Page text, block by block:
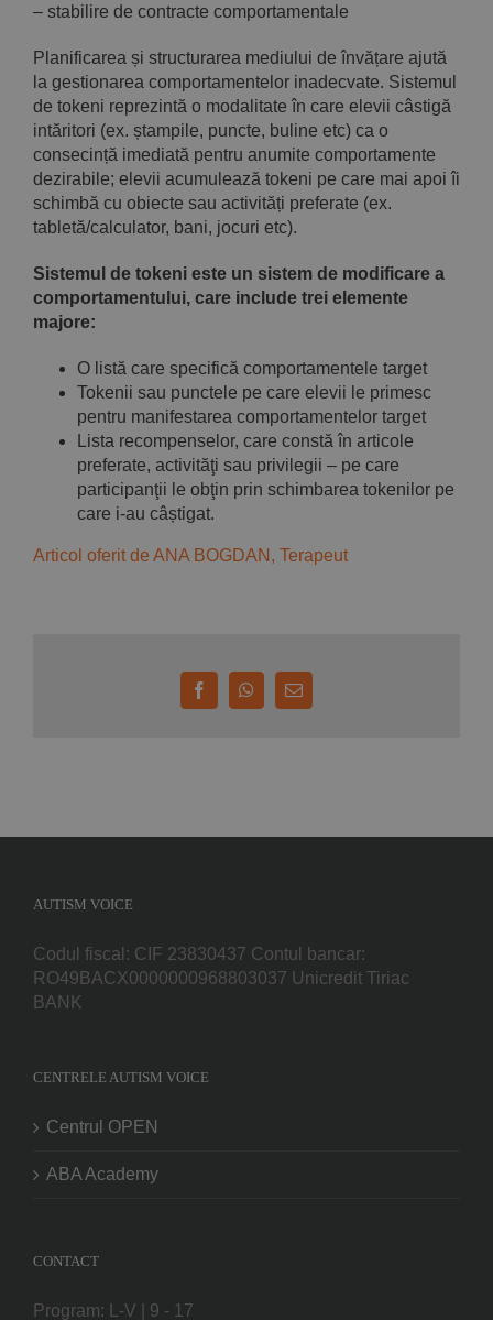
– stabilire de contracte comportamentale
Planificarea și structurarea mediului de învățare ajută
la gestionarea comportamentelor inadecvate. Sistemul
de tokeni reprezintă o modalitate în care elevii câstigă
intăritori (ex. ștampile, puncte, buline etc) ca o
consecință imediată pentru anumite comportamente
dezirabile; elevii acumulează tokeni pe care mai apoi îi
schimbă cu obiecte sau activități preferate (ex.
tabletă/calculator, bani, jocuri etc).
Sistemul de tokeni este un sistem de modificare a
comportamentului, care include trei elemente
majore:
O listă care specifică comportamentele target
Tokenii sau punctele pe care elevii le primesc
pentru manifestarea comportamentelor target
Lista recompenselor, care constă în articole
preferate, activităţi sau privilegii – pe care
participanţii le obţin prin schimbarea tokenilor pe
care i-au câștigat.
Articol oferit de ANA BOGDAN, Terapeut
FacebookWhatsApp
E-
AUTISM VOICE
Codul fiscal: CIF 23830437 Contul bancar:
RO49BACX0000000968803037 Unicredit Tiriac
BANK
CENTRELE AUTISM VOICE
Centrul OPEN
ABA Academy
CONTACT
Program: L-V | 9 - 17